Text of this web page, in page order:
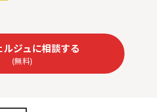
ルジュに相談する
(無料)